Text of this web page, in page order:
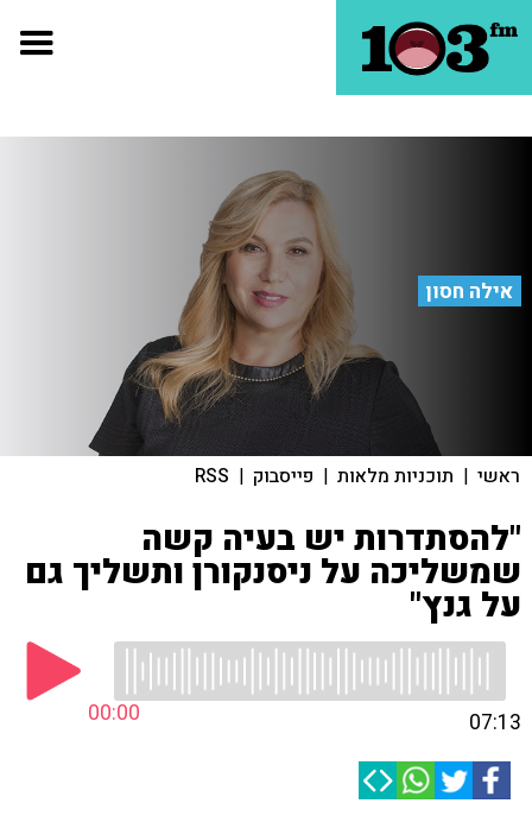
אילה חסון
ראשי | תוכניות מלאות | פייסבוק |
RSS
"להסתדרות יש בעיה קשה
שמשליכה על ניסנקורן ותשליך גם
על גנץ"
00:00 07:13